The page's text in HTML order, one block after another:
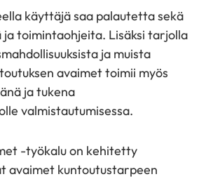
käyttäjä saa palautetta sekä
ja toimintaohjeita. Lisäksi tarjolla
ja muista
avaimet toimii myös
ja tukena
valmistautumisessa.
-työkalu on kehitetty
avaimet kuntoutustarpeen